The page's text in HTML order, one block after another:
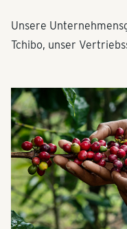
Unsere
Tchibo, unser